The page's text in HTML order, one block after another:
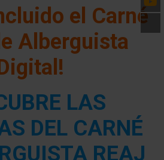
el Carné
Alberguista
LAS
DEL CARNÉ
REAJ